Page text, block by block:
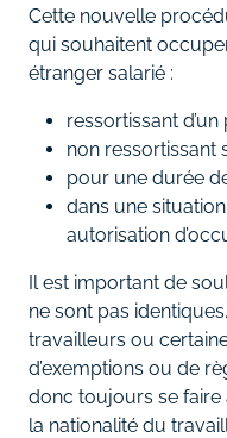
Cette nouvelle
qui souhaitent
étranger salarié :
ressortissant d’un
non ressortissant
pour une durée
dans une
autorisation
Il est important de
ne sont pas
travailleurs ou
d’exemptions ou de
donc toujours se faire
la nationalité du